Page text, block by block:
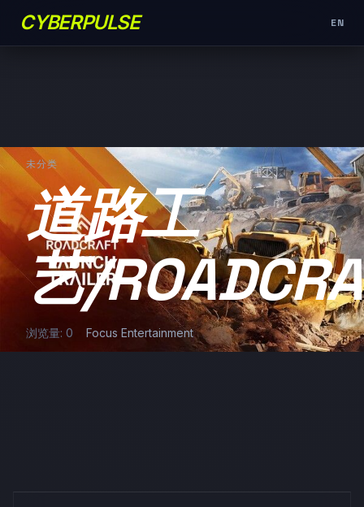
CYBERPULSE EN
未分类
道路工
艺/
浏览量: 0 Focus Entertainment